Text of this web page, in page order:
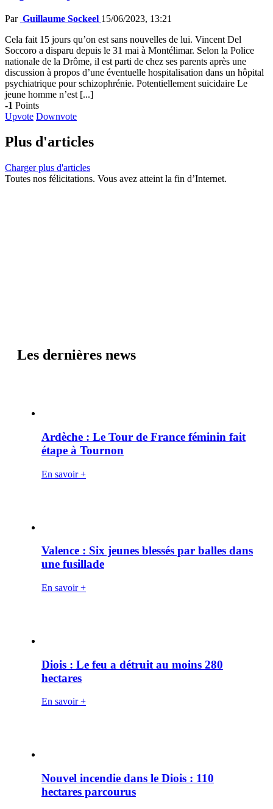
Par Guillaume Sockeel 15/06/2023, 13:21
Cela fait 15 jours qu’on est sans nouvelles de lui. Vincent Del
Soccoro a disparu depuis le 31 mai à Montélimar. Selon la Police
nationale de la Drôme, il est parti de chez ses parents après une
discussion à propos d’une éventuelle hospitalisation dans un hôpital
psychiatrique pour schizophrénie. Potentiellement suicidaire Le
jeune homme n’est [...]
-1 Points
Upvote Downvote
Plus d'articles
Charger plus d'articles
Toutes nos félicitations. Vous avez atteint la fin d’Internet.
Les dernières news
Ardèche : Le Tour de France féminin fait
étape à Tournon
En savoir +
Valence : Six jeunes blessés par balles dans
une fusillade
En savoir +
Diois : Le feu a détruit au moins 280
hectares
En savoir +
Nouvel incendie dans le Diois : 110
hectares parcourus